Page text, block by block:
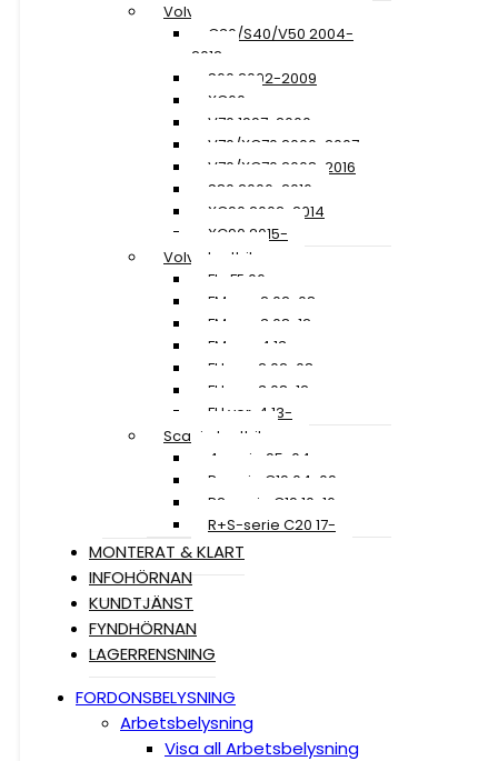
Volvo
C30/S40/V50 2004-
2012
S60 2002-2009
XC60
V70 1997-2000
V70/XC70 2000-2007
V70/XC70 2008-2016
S80 2006-2016
XC90 2002-2014
XC90 2015-
Volvo Lastbil
FL+FE 06-
FM ver. 2 02-08
FM ver. 3 08-12
FM ver. 4 13-
FH ver. 2 02-08
FH ver. 3 08-12
FH ver. 4 13-
Scania Lastbil
4-serie 95-04
R-serie C19 04-09
R2-serie C19 10-16
R+S-serie C20 17-
MONTERAT & KLART
INFOHÖRNAN
KUNDTJÄNST
FYNDHÖRNAN
LAGERRENSNING
FORDONSBELYSNING
Arbetsbelysning
Visa all Arbetsbelysning